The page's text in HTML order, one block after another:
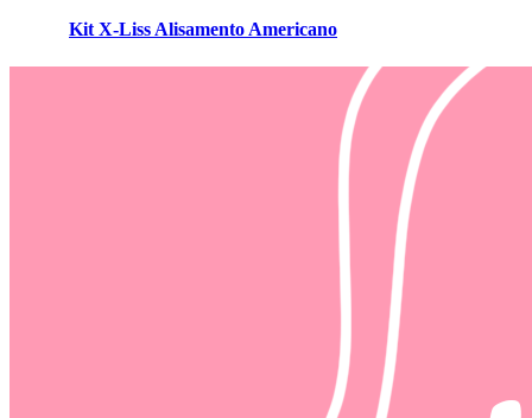
Kit X-Liss Alisamento Americano